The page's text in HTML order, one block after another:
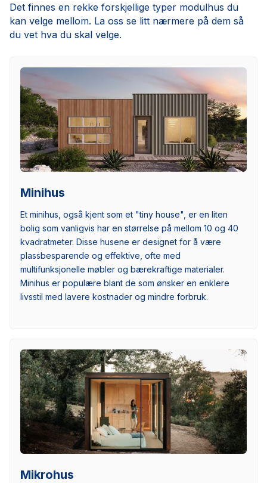
Det finnes en rekke forskjellige typer modulhus du
kan velge mellom. La oss se litt nærmere på dem så
du vet hva du skal velge.
Minihus
Et minihus, også kjent som et "tiny house", er en liten
bolig som vanligvis har en størrelse på mellom 10 og 40
kvadratmeter. Disse husene er designet for å være
plassbesparende og effektive, ofte med
multifunksjonelle møbler og bærekraftige materialer.
Minihus er populære blant de som ønsker en enklere
livsstil med lavere kostnader og mindre forbruk.
Mikrohus